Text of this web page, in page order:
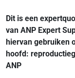
Dit is een
van ANP Expert
hiervan gebruiken
hoofd:
ANP